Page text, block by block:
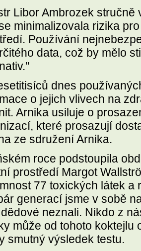
Libor Ambrozek
minimalizovala rizika
Používání
data, což by mělo
dnes
o jejich vlivech na
Arnika usiluje o
které prosazují
ze sdružení Arnika.
roce podstoupila
prostředí Margot
77 toxických látek a
generací jsme v sobě
neznali. Nikdo z
může od tohoto koktejlu
smutný výsledek testu.